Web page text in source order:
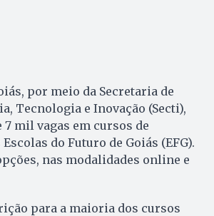
por meio da Secretaria de
Tecnologia e Inovação (Secti),
7 mil vagas em cursos de
do Futuro de Goiás (EFG).
nas modalidades online e
para a maioria dos cursos